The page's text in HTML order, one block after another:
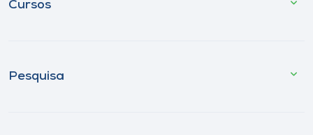
Cursos
Pesquisa